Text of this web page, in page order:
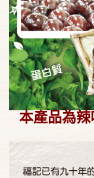
本產品為辣